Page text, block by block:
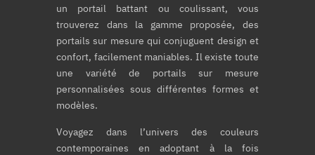
un portail battant ou coulissant, vous
trouverez dans la gamme proposée, des
portails sur mesure qui conjuguent design et
confort, facilement maniables. Il existe toute
une variété de portails sur mesure
personnalisées sous différentes formes et
modèles.
Voyagez dans l’univers des couleurs
contemporaines en adoptant à la fois